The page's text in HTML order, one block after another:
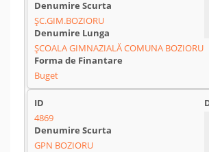
ŞC.GIM.BOZIORU
ŞCOALA GIMNAZIALĂ COMUNA BOZIORU
Buget
4869
GPN BOZIORU